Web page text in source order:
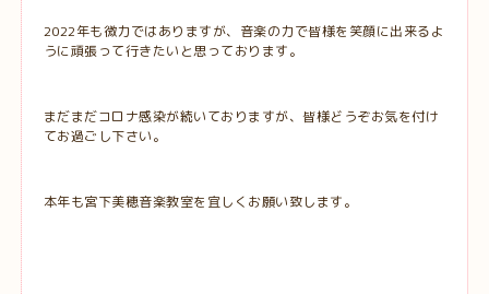
2022年も微力ではありますが、音楽の力で皆様を笑顔に出来るよ
うに頑張って行きたいと思っております。
まだまだコロナ感染が続いておりますが、皆様どうぞお気を付け
てお過ごし下さい。
本年も宮下美穂音楽教室を宜しくお願い致します。